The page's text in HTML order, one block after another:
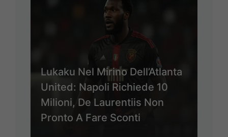
Lukaku Nel Mirino Dell’Atlanta
United: Napoli Richiede 10
Milioni, De Laurentiis Non
Pronto A Fare Sconti